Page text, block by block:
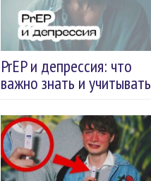
PrEP и депрессия: что
важно знать и учитывать